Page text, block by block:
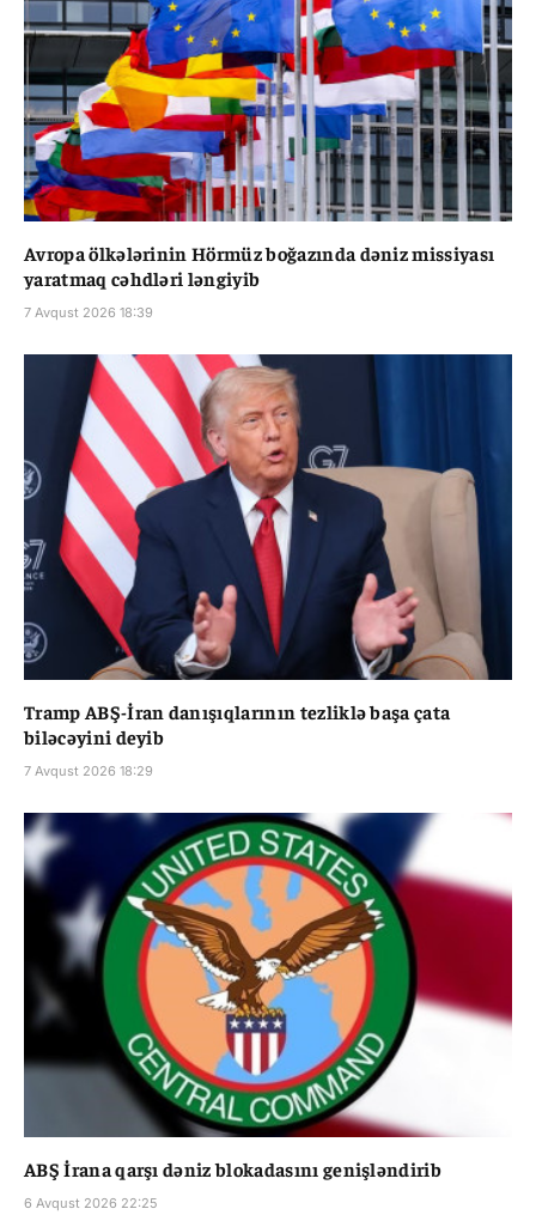
Avropa ölkələrinin Hörmüz boğazında dəniz missiyası
yaratmaq cəhdləri ləngiyib
7 Avqust 2026 18:39
Tramp ABŞ-İran danışıqlarının tezliklə başa çata
biləcəyini deyib
7 Avqust 2026 18:29
ABŞ İrana qarşı dəniz blokadasını genişləndirib
6 Avqust 2026 22:25